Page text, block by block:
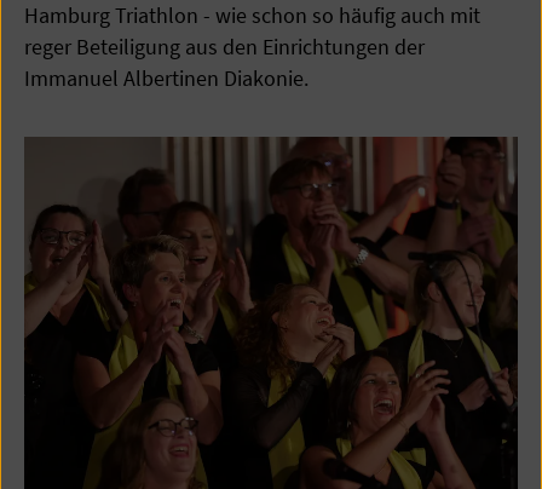
Hamburg Triathlon - wie schon so häufig auch mit
reger Beteiligung aus den Einrichtungen der
Immanuel Albertinen Diakonie.